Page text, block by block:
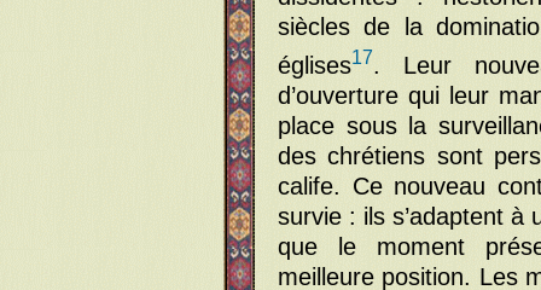
siècles de la
églises17. Leur
d’ouverture qui leur
place sous la
des chrétiens sont
calife. Ce nouveau
survie : ils s’adaptent à
que le moment
meilleure position. Les